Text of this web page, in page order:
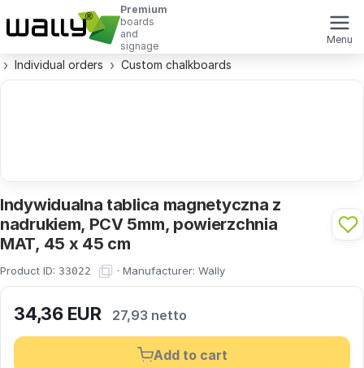
Premium
boards
and
signage
Menu
Individual orders Custom chalkboards
Indywidualna tablica magnetyczna z
nadrukiem, PCV 5mm, powierzchnia
MAT, 45 x 45 cm
Product ID: 33022 · Manufacturer: Wally
34,36EUR 27,93 netto
Add to cart